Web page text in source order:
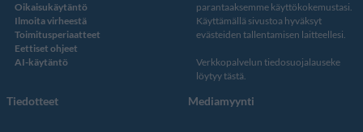
Oikaisukäytäntö
Ilmoita virheestä
Toimitusperiaatteet
Eettiset ohjeet
AI-käytäntö
parantaaksemme käyttökokemustasi.
Käyttämällä sivustoa hyväksyt
evästeiden tallentamisen laitteellesi.
Verkkopalvelun tiedosuojalauseke
löytyy tästä.
Tiedotteet Mediamyynti